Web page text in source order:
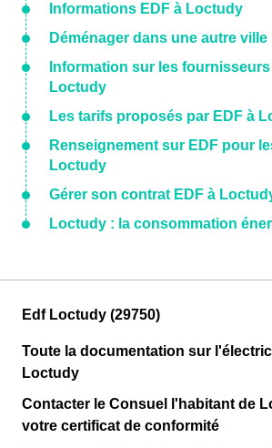
Informations EDF à Loctudy
Déménager dans une autre ville
Information sur les
Loctudy
Les tarifs proposés par EDF à
Renseignement sur EDF pour
Loctudy
Gérer son contrat EDF à
Loctudy : la consommation
Edf Loctudy (29750)
Toute la documentation sur
Loctudy
Contacter le Consuel l'habitant de
votre certificat de conformité